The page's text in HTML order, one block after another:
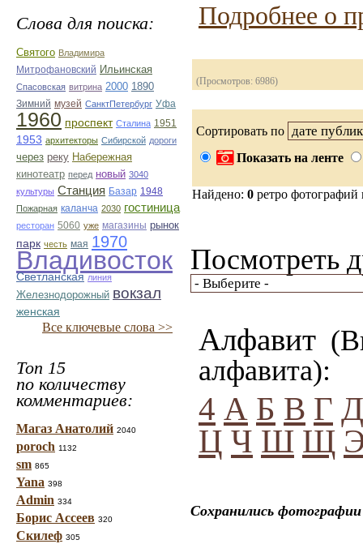
Слова для поиска:
Святого Владимира
Митрофановский Ильинская
Спасовская витрина 2000 1890
Зимний музей СанктПетербург Уфа
1960 проспект Сталина 1951
1953 архитекторы Сибирской дороги
через реку Набережная
кинотеатр перед новый 3040
культуры Станция Базар 1948
Пожарная каланча 2030 гостиница
ресторан 5060 уже магазины рынок
парк честь мая 1970
Владивосток
Светланская линия
Железнодорожный вокзал
женская
Все ключевые слова >>
Топ 15
по количеству
комментариев:
Магаз Анатолий 2040
poroch 1132
sm 865
Yana 398
Admin 334
Борис Ассеев 320
Скилеф 305
Подробнее о
(Просмотров: 6986)
Сортировать по
Показать на ленте
Найдено: 0 ретро
Посмотреть
Алфавит
алфавита):
4 А Б В Г Д
Ц Ч Ш Щ
Сохранились